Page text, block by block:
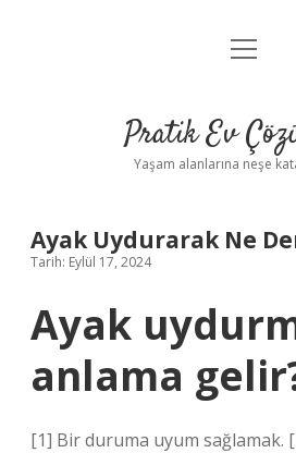
Anasayfa
Yasal Uyarı
menüyü
Pratik Ev
Yaşam alanlarına neşe
Ayak Uydurarak Ne
Tarih: Eylül 17, 2024
Ayak
anlama
[1] Bir duruma uyum sağlamak.